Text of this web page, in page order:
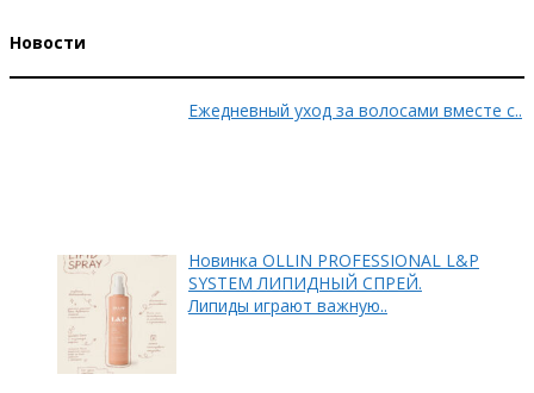
Новости
Ежедневный уход за волосами вместе с..
Новинка OLLIN PROFESSIONAL L&P
SYSTEM ЛИПИДНЫЙ СПРЕЙ.
Липиды играют важную..